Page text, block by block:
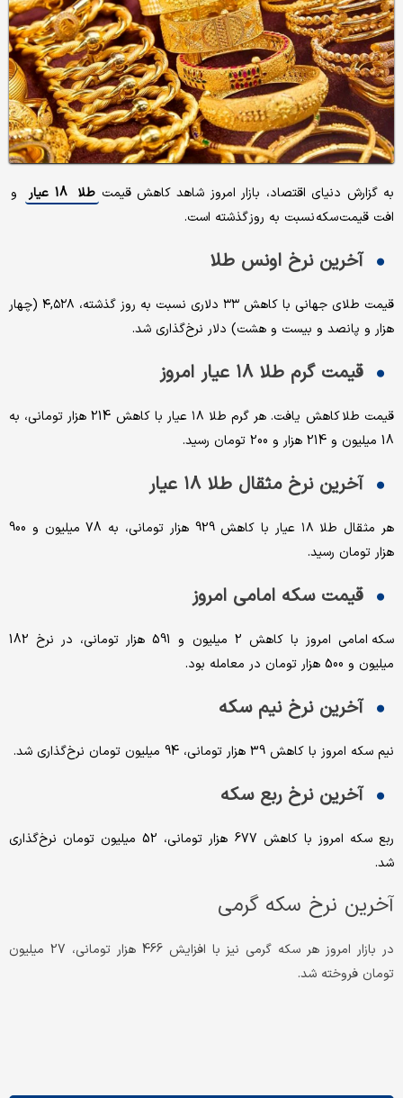
به گزارش دنیای اقتصاد، بازار امروز شاهد کاهش قیمت طلا 18 عیار
و
افت قیمت سکه نسبت به روز گذشته است.
آخرین نرخ اونس طلا
قیمت طلای جهانی با کاهش ۳۳ دلاری نسبت به روز گذشته، ۴,۵۲۸ (چهار
هزار و پانصد و بیست و هشت) دلار نرخ‌گذاری شد.
قیمت گرم طلا ۱۸ عیار امروز
قیمت طلا کاهش یافت. هر گرم طلا ۱۸ عیار با کاهش 214 هزار تومانی، به
18 میلیون و 214 هزار و 200 تومان رسید.
آخرین نرخ مثقال طلا ۱۸ عیار
هر مثقال طلا ۱۸ عیار با کاهش 929 هزار تومانی، به 78 میلیون و 900
هزار تومان رسید‌.
قیمت سکه امامی امروز
سکه امامی امروز با کاهش 2 میلیون و 591 هزار تومانی، در نرخ 182
میلیون و 500 هزار تومان در معامله بود.
آخرین نرخ نیم سکه
نیم سکه امروز با کاهش 39 هزار تومانی، 94 میلیون تومان نرخ‌گذاری شد.
آخرین نرخ ربع سکه
ربع سکه امروز با کاهش 677 هزار تومانی، 52 میلیون تومان نرخ‌گذاری
شد.
آخرین نرخ سکه گرمی
در بازار امروز هر سکه گرمی نیز با افزایش 466 هزار تومانی، 27 میلیون
تومان فروخته شد.